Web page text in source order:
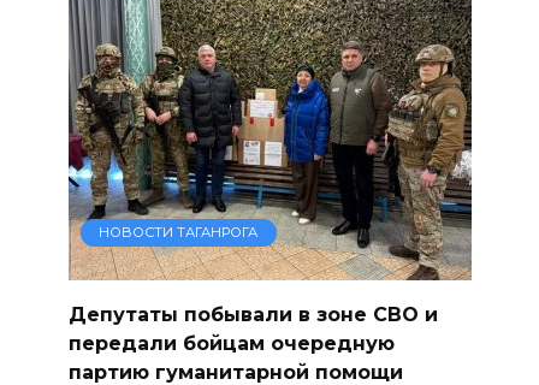
НОВОСТИ ТАГАНРОГА
Депутаты побывали в зоне СВО и
передали бойцам очередную
партию гуманитарной помощи